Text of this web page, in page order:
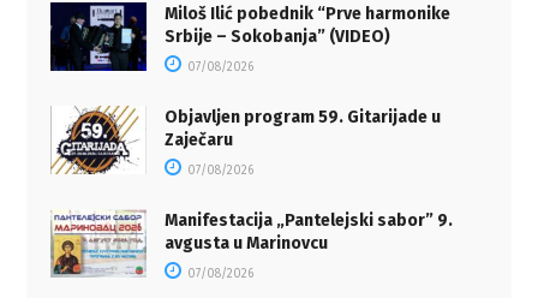
Miloš Ilić pobednik “Prve harmonike
Srbije – Sokobanja” (VIDEO)
07/08/2026
Objavljen program 59. Gitarijade u
Zaječaru
07/08/2026
Manifestacija „Pantelejski sabor” 9.
avgusta u Marinovcu
07/08/2026